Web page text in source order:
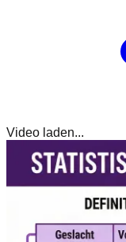
Video laden...